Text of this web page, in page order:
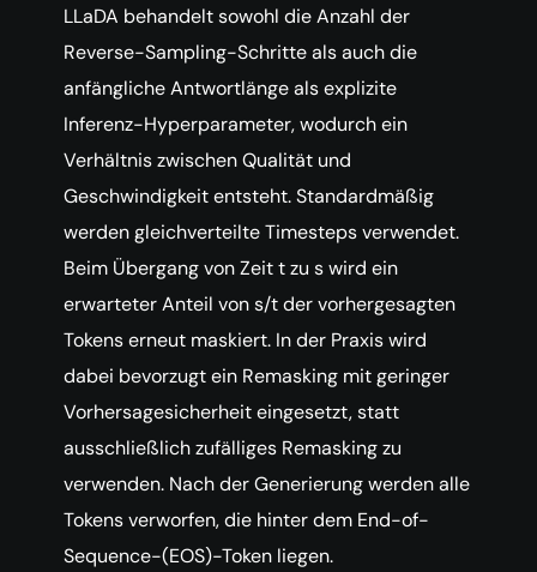
LLaDA behandelt sowohl die Anzahl der
Reverse-Sampling-Schritte als auch die
anfängliche Antwortlänge als explizite
Inferenz-Hyperparameter, wodurch ein
Verhältnis zwischen Qualität und
Geschwindigkeit entsteht. Standardmäßig
werden gleichverteilte Timesteps verwendet.
Beim Übergang von Zeit t zu s wird ein
erwarteter Anteil von s/t der vorhergesagten
Tokens erneut maskiert. In der Praxis wird
dabei bevorzugt ein Remasking mit geringer
Vorhersagesicherheit eingesetzt, statt
ausschließlich zufälliges Remasking zu
verwenden. Nach der Generierung werden alle
Tokens verworfen, die hinter dem End-of-
Sequence-(EOS)-Token liegen.